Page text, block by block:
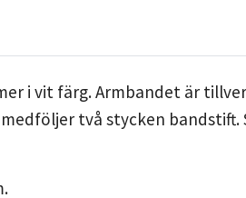
i vit färg. Armbandet är
två stycken bandstift.